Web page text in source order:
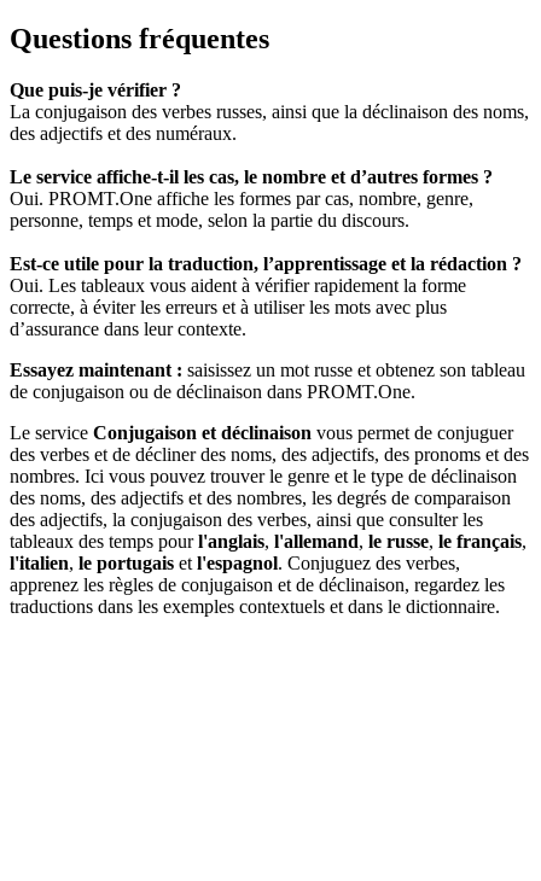
Questions fréquentes
Que puis-je vérifier ?
La conjugaison des verbes russes, ainsi que la déclinaison des noms,
des adjectifs et des numéraux.
Le service affiche-t-il les cas, le nombre et d’autres formes ?
Oui. PROMT.One affiche les formes par cas, nombre, genre,
personne, temps et mode, selon la partie du discours.
Est-ce utile pour la traduction, l’apprentissage et la rédaction ?
Oui. Les tableaux vous aident à vérifier rapidement la forme
correcte, à éviter les erreurs et à utiliser les mots avec plus
d’assurance dans leur contexte.
Essayez maintenant : saisissez un mot russe et obtenez son tableau
de conjugaison ou de déclinaison dans PROMT.One.
Le service Conjugaison et déclinaison vous permet de conjuguer
des verbes et de décliner des noms, des adjectifs, des pronoms et des
nombres. Ici vous pouvez trouver le genre et le type de déclinaison
des noms, des adjectifs et des nombres, les degrés de comparaison
des adjectifs, la conjugaison des verbes, ainsi que consulter les
tableaux des temps pourl'anglais, l'allemand, le russe, le français,
l'italien, le portugais et l'espagnol. Conjuguez des verbes,
apprenez les règles de conjugaison et de déclinaison, regardez les
traductions dans les exemples contextuels et dans le dictionnaire.